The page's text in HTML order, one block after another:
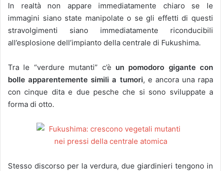
In realtà non appare immediatamente chiaro se le
immagini siano state manipolate o se gli effetti di questi
stravolgimenti siano immediatamente riconducibili
all’esplosione dell’impianto della centrale di Fukushima.
Tra le “verdure mutanti” c’è un pomodoro gigante con
bolle apparentemente simili a tumori, e ancora una rapa
con cinque dita e due pesche che si sono sviluppate a
forma di otto.
Stesso discorso per la verdura, due giardinieri tengono in